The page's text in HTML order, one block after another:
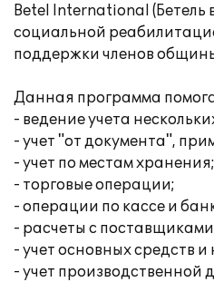
Betel International (Бетель
социальной
поддержки членов
Данная программа
- ведение учета
- учет "от документа",
- учет по местам хранения;
- торговые операции;
- операции по кассе и
- расчеты с
- учет основных средств
- учет производственной